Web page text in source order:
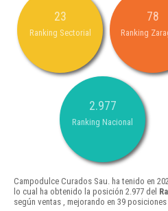
23
Ranking Sectorial
78
Ranking
2.977
Ranking Nacional
Campodulce Curados Sau. ha tenido en
lo cual ha obtenido la posición 2.977 del
según ventas , mejorando en 39